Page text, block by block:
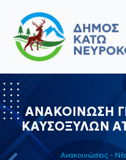
ΑΝΑΚΟΙΝΩΣΗ
ΚΑΥΣΟΞΥΛΩΝ
Ανακοινώσεις -